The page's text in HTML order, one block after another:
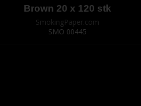
Brown 20 x 120 stk
SmokingPaper.com
SMO 00445